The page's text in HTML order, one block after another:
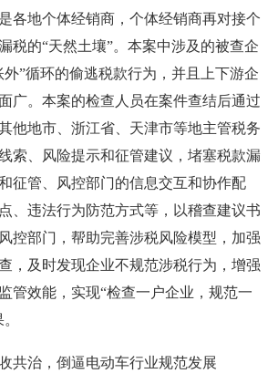
各地个体经销商，个体经销商再对接个
税的“天然土壤”。本案中涉及的被查企
外”循环的偷逃税款行为，并且上下游企
广。本案的检查人员在案件查结后通过
他地市、浙江省、天津市等地主管税务
索、风险提示和征管建议，堵塞税款漏
征管、风控部门的信息交互和协作配
、违法行为防范方式等，以稽查建议书
控部门，帮助完善涉税风险模型，加强
，及时发现企业不规范涉税行为，增强
管效能，实现“检查一户企业，规范一
治，倒逼电动车行业规范发展